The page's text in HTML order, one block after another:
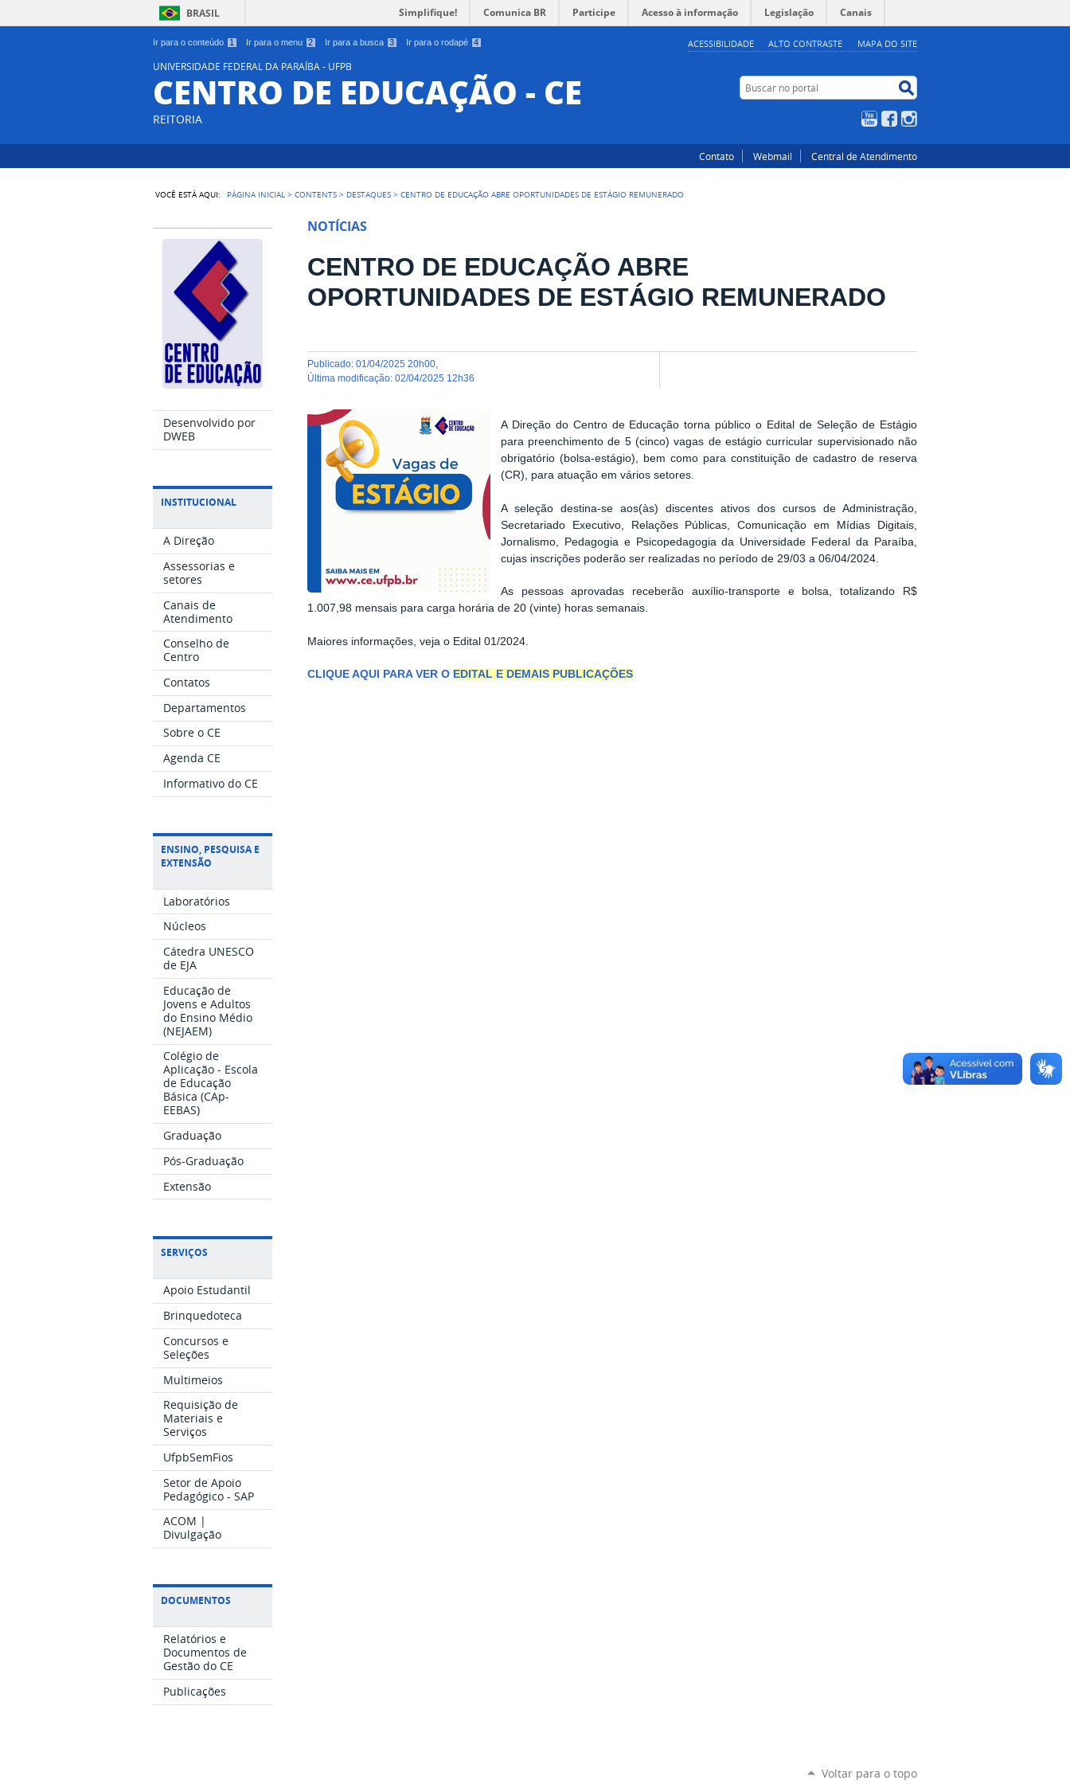
Ir para o conteúdo 1 Ir para o menu 2 Ir para a busca 3 Ir para o rodapé 4 ACESSIBILIDADE ALTO CONTRASTE MAPA DO SITE
BRASIL Simplifique! Comunica BR Participe Acesso à informação Legislação Canais
UNIVERSIDADE FEDERAL DA PARAÍBA - UFPB
CENTRO DE EDUCAÇÃO - CE
REITORIA
Buscar no portal
YouTubeFacebook
Contato Webmail Central de Atendimento
VOCÊ ESTÁ AQUI: PÁGINA INICIAL >CONTENTS > DESTAQUES >CENTRO DE EDUCAÇÃO ABRE OPORTUNIDADES DE ESTÁGIO REMUNERADO
Desenvolvido por
DWEB
INSTITUCIONAL
A Direção
Assessorias e
setores
Canais de
Atendimento
Conselho de
Centro
Contatos
Departamentos
Sobre o CE
Agenda CE
Informativo do CE
ENSINO, PESQUISA E
EXTENSÃO
Laboratórios
Núcleos
Cátedra UNESCO
de EJA
Educação de
Jovens e Adultos
do Ensino Médio
(NEJAEM)
Colégio de
Aplicação - Escola
de Educação
Básica (CAp-
EEBAS)
Graduação
Pós-Graduação
Extensão
SERVIÇOS
Apoio Estudantil
Brinquedoteca
Concursos e
Seleções
Multimeios
Requisição de
Materiais e
Serviços
UfpbSemFios
Setor de Apoio
Pedagógico - SAP
ACOM |
Divulgação
DOCUMENTOS
Relatórios e
Documentos de
Gestão do CE
Publicações
NOTÍCIAS
CENTRO DE EDUCAÇÃO ABRE
OPORTUNIDADES DE ESTÁGIO REMUNERADO
publicado:01/04/2025 20h00
última modificação:02/04/2025 12h36
A Direção do Centro de Educação torna público o Edital de Seleção de Estágio
para preenchimento de 5 (cinco) vagas de estágio curricular supervisionado não
obrigatório (bolsa-estágio), bem como para constituição de cadastro de reserva
(CR), para atuação em vários setores.
A seleção destina-se aos(às) discentes ativos dos cursos de Administração,
Secretariado Executivo, Relações Públicas, Comunicação em Mídias Digitais,
Jornalismo, Pedagogia e Psicopedagogia da Universidade Federal da Paraíba,
cujas inscrições poderão ser realizadas no período de 29/03 a 06/04/2024.
As pessoas aprovadas receberão auxílio-transporte e bolsa, totalizando R$
1.007,98 mensais para carga horária de 20 (vinte) horas semanais.
Maiores informações, veja o Edital 01/2024.
CLIQUE AQUI PARA VER O EDITAL E DEMAIS PUBLICAÇÕES
Voltar para o topo